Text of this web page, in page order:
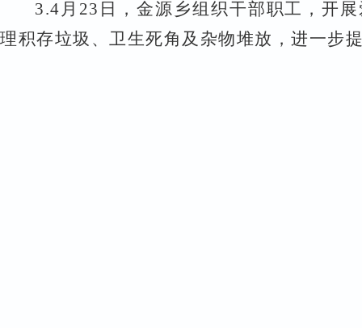
3.4 月 23 日，金源乡组织干部职工，开
理积存垃圾、卫生死角及杂物堆放，进一步